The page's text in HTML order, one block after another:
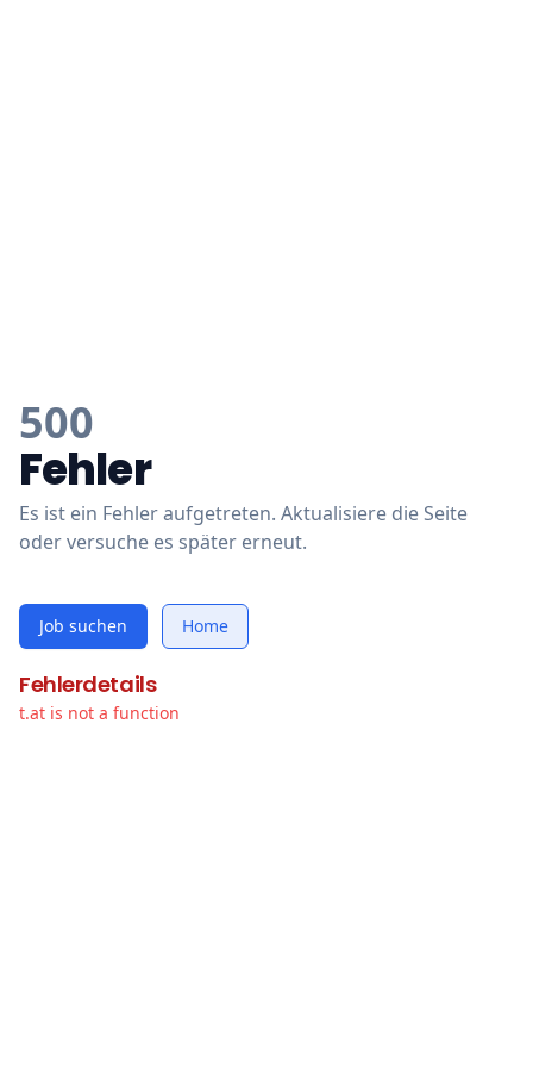
500
Fehler
Es ist ein Fehler aufgetreten. Aktualisiere die Seite
oder versuche es später erneut.
Job suchen Home
Fehlerdetails
t.at is not a function